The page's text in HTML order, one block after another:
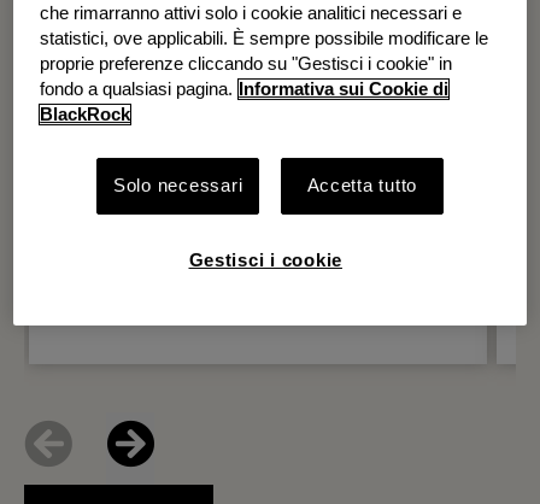
che rimarranno attivi solo i cookie analitici necessari e
statistici, ove applicabili. È sempre possibile modificare le
proprie preferenze cliccando su "Gestisci i cookie" in
fondo a qualsiasi pagina.
Informativa sui Cookie di
BlackRock
Solo necessari Accetta tutto
Gestisci i cookie